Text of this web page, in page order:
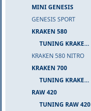
MINI GENESIS
GENESIS SPORT
KRAKEN 580
TUNING KRAKEN 580
KRAKEN 580 NITRO
KRAKEN 700
TUNING KRAKEN 700
RAW 420
TUNING RAW 420